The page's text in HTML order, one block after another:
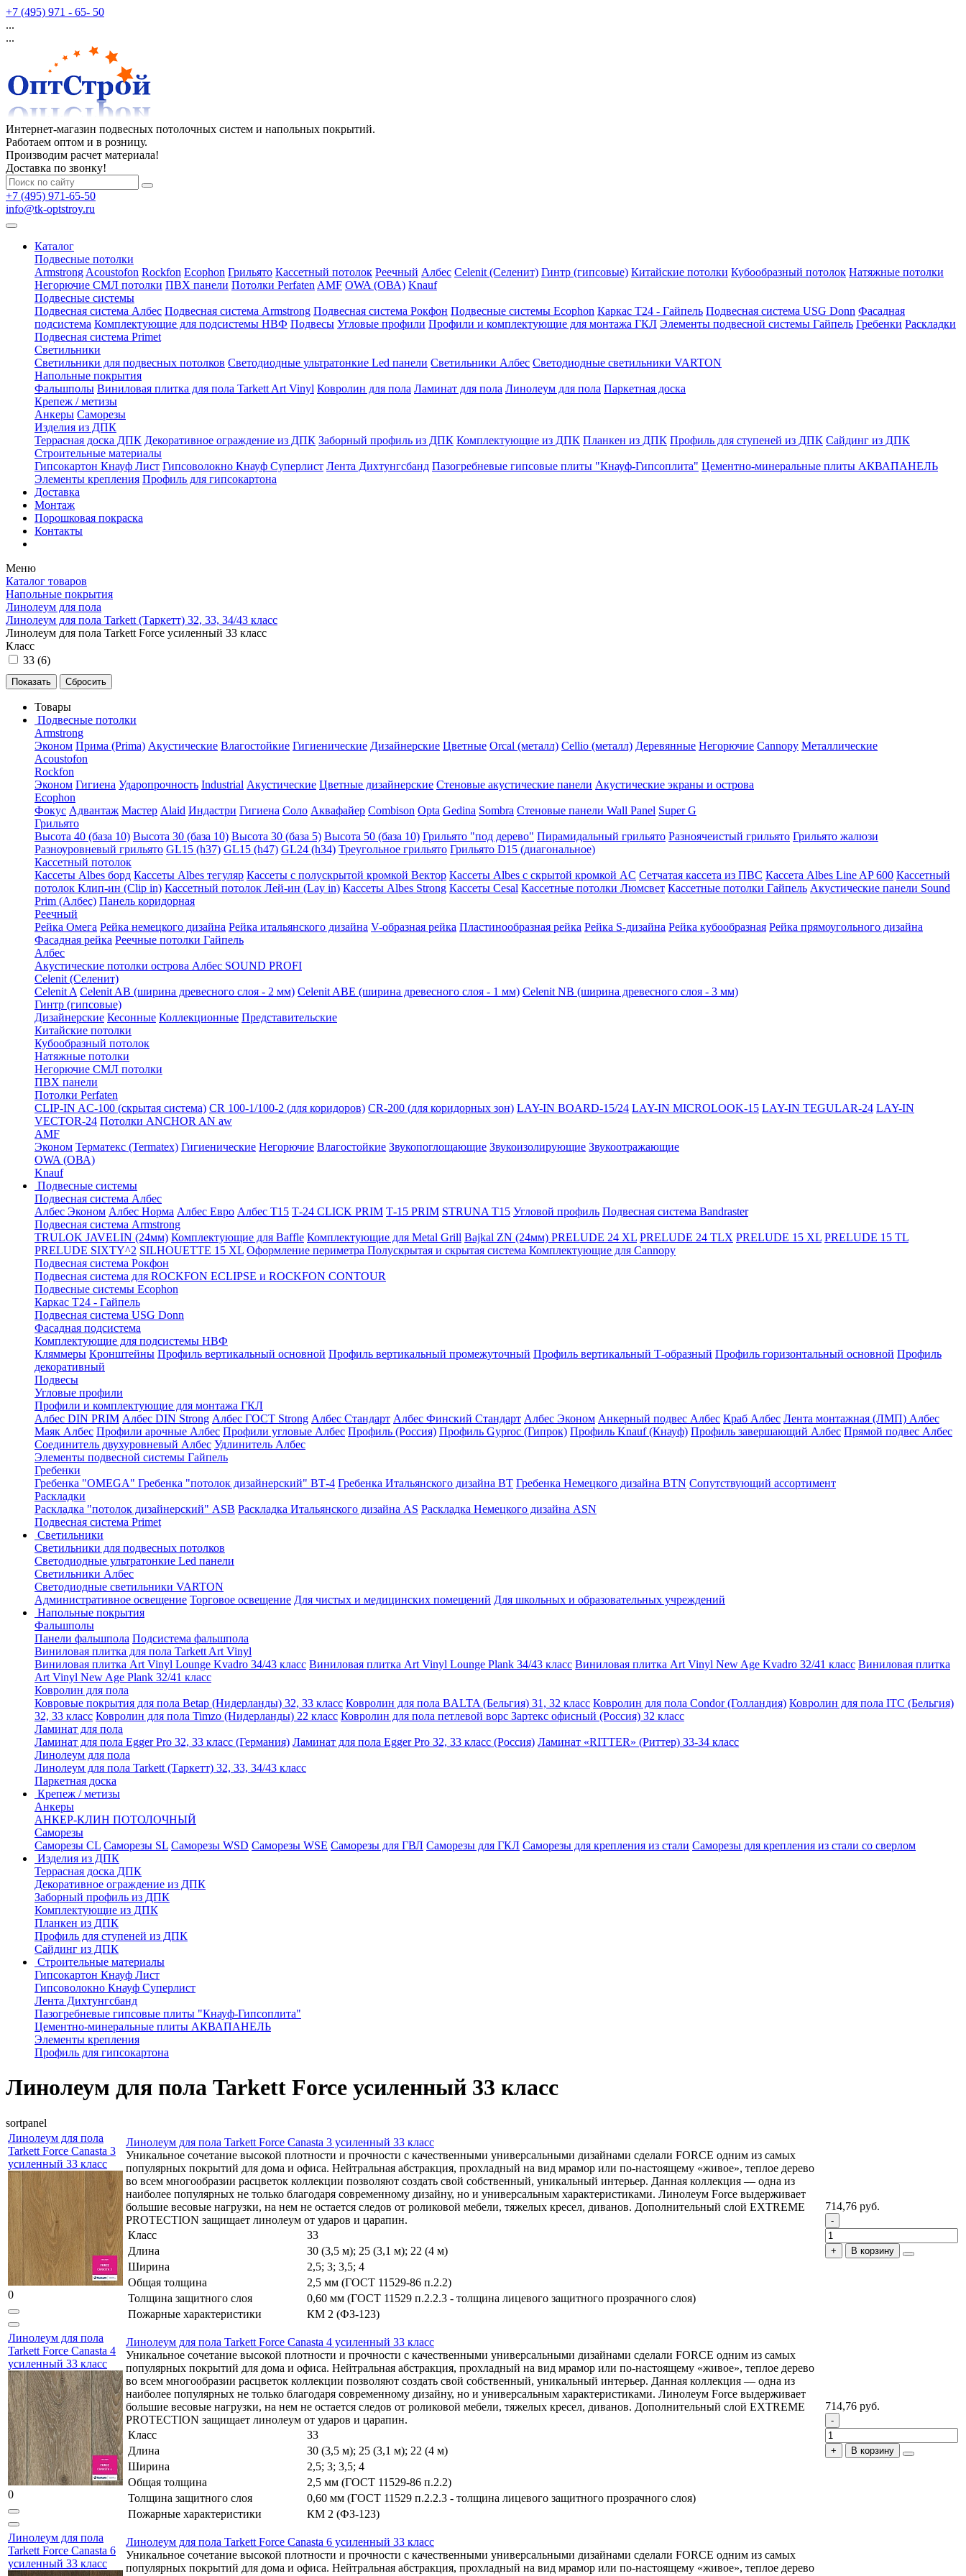
+7 (495) 971 - 65- 50
...
...
Интернет-магазин подвесных потолочных систем и напольных покрытий.
Работаем оптом и в розницу.
Производим расчет материала!
Доставка по звонку!
+7 (495) 971-65-50
info@tk-optstroy.ru
Каталог
Подвесные потолки
Armstrong Acoustofon Rockfon Ecophon Грильято Кассетный потолок Реечный Албес Celenit (Селенит) Гинтр (гипсовые) Китайские потолки Кубообразный потолок Натяжные потолки
Негорючие СМЛ потолки ПВХ панели Потолки Perfaten AMF OWA (ОВА) Knauf
Подвесные системы
Подвесная система Албес Подвесная система Armstrong Подвесная система Рокфон Подвесные системы Ecophon Каркас Т24 - Гайпель Подвесная система USG Donn Фасадная
подсистема Комплектующие для подсистемы НВФ Подвесы Угловые профили Профили и комплектующие для монтажа ГКЛ Элементы подвесной системы Гайпель Гребенки Раскладки
Подвесная система Primet
Светильники
Светильники для подвесных потолков Светодиодные ультратонкие Led панели Светильники Албес Светодиодные светильники VARTON
Напольные покрытия
Фальшполы Виниловая плитка для пола Tarkett Art Vinyl Ковролин для пола Ламинат для пола Линолеум для пола Паркетная доска
Крепеж / метизы
Анкеры Саморезы
Изделия из ДПК
Террасная доска ДПК Декоративное ограждение из ДПК Заборный профиль из ДПК Комплектующие из ДПК Планкен из ДПК Профиль для ступеней из ДПК Сайдинг из ДПК
Строительные материалы
Гипсокартон Кнауф Лист Гипсоволокно Кнауф Суперлист Лента Дихтунгсбанд Пазогребневые гипсовые плиты "Кнауф-Гипсоплита" Цементно-минеральные плиты АКВАПАНЕЛЬ
Элементы крепления Профиль для гипсокартона
Доставка
Монтаж
Порошковая покраска
Контакты
Меню
Каталог товаров
Напольные покрытия
Линолеум для пола
Линолеум для пола Tarkett (Таркетт) 32, 33, 34/43 класс
Линолеум для пола Tarkett Force усиленный 33 класс
Класс
33 (6)
Товары
Подвесные потолки
Armstrong
Эконом Прима (Prima) Акустические Влагостойкие Гигиенические Дизайнерские Цветные Orcal (металл) Cellio (металл) Деревянные Негорючие Cannopy Металлические
Acoustofon
Rockfon
Эконом Гигиена Ударопрочность Industrial Акустические Цветные дизайнерские Стеновые акустические панели Акустические экраны и острова
Ecophon
Фокус Адвантаж Мастер Alaid Индастри Гигиена Соло Аквафайер Combison Opta Gedina Sombra Стеновые панели Wall Panel Super G
Грильято
Высота 40 (база 10) Высота 30 (база 10) Высота 30 (база 5) Высота 50 (база 10) Грильято "под дерево" Пирамидальный грильято Разноячеистый грильято Грильято жалюзи
Разноуровневый грильято GL15 (h37) GL15 (h47) GL24 (h34) Треугольное грильято Грильято D15 (диагональное)
Кассетный потолок
Кассеты Albes борд Кассеты Albes тегуляр Кассеты с полускрытой кромкой Вектор Кассеты Albes с скрытой кромкой AC Сетчатая кассета из ПВС Кассета Albes Line AP 600 Кассетный
потолок Клип-ин (Clip in) Кассетный потолок Лей-ин (Lay in) Кассеты Albes Strong Кассеты Cesal Кассетные потолки Люмсвет Кассетные потолки Гайпель Акустические панели Sound
Prim (Албес) Панель коридорная
Реечный
Рейка Омега Рейка немецкого дизайна Рейка итальянского дизайна V-образная рейка Пластинообразная рейка Рейка S-дизайна Рейка кубообразная Рейка прямоугольного дизайна
Фасадная рейка Реечные потолки Гайпель
Албес
Акустические потолки острова Албес SOUND PROFI
Celenit (Селенит)
Celenit A Celenit AB (ширина древесного слоя - 2 мм) Celenit ABE (ширина древесного слоя - 1 мм) Celenit NB (ширина древесного слоя - 3 мм)
Гинтр (гипсовые)
Дизайнерские Кесонные Коллекционные Представительские
Китайские потолки
Кубообразный потолок
Натяжные потолки
Негорючие СМЛ потолки
ПВХ панели
Потолки Perfaten
CLIP-IN AC-100 (скрытая система) CR 100-1/100-2 (для коридоров) CR-200 (для коридорных зон) LAY-IN BOARD-15/24 LAY-IN MICROLOOK-15 LAY-IN TEGULAR-24 LAY-IN
VECTOR-24 Потолки ANCHOR AN aw
AMF
Эконом Терматекс (Termatex) Гигиенические Негорючие Влагостойкие Звукопоглощающие Звукоизолирующие Звукоотражающие
OWA (ОВА)
Knauf
Подвесные системы
Подвесная система Албес
Албес Эконом Албес Норма Албес Евро Албес T15 Т-24 CLICK PRIM Т-15 PRIM STRUNA Т15 Угловой профиль Подвесная система Bandraster
Подвесная система Armstrong
TRULOK JAVELIN (24мм) Комплектующие для Baffle Комплектующие для Metal Grill Bajkal ZN (24мм) PRELUDE 24 XL PRELUDE 24 TLX PRELUDE 15 XL PRELUDE 15 TL
PRELUDE SIXTY^2 SILHOUETTE 15 XL Оформление периметра Полускрытая и скрытая система Комплектующие для Cannopy
Подвесная система Рокфон
Подвесная система для ROCKFON ECLIPSE и ROCKFON CONTOUR
Подвесные системы Ecophon
Каркас Т24 - Гайпель
Подвесная система USG Donn
Фасадная подсистема
Комплектующие для подсистемы НВФ
Кляммеры Кронштейны Профиль вертикальный основной Профиль вертикальный промежуточный Профиль вертикальный Т-образный Профиль горизонтальный основной Профиль
декоративный
Подвесы
Угловые профили
Профили и комплектующие для монтажа ГКЛ
Албес DIN PRIM Албес DIN Strong Албес ГОСТ Strong Албес Стандарт Албес Финский Стандарт Албес Эконом Анкерный подвес Албес Краб Албес Лента монтажная (ЛМП) Албес
Маяк Албес Профили арочные Албес Профили угловые Албес Профиль (Россия) Профиль Gyproc (Гипрок) Профиль Knauf (Кнауф) Профиль завершающий Албес Прямой подвес Албес
Соединитель двухуровневый Албес Удлинитель Албес
Элементы подвесной системы Гайпель
Гребенки
Гребенка "OMEGA" Гребенка "потолок дизайнерский" ВТ-4 Гребенка Итальянского дизайна BT Гребенка Немецкого дизайна ВТN Сопутствующий ассортимент
Раскладки
Раскладка "потолок дизайнерский" ASB Раскладка Итальянского дизайна AS Раскладка Немецкого дизайна АSN
Подвесная система Primet
Светильники
Светильники для подвесных потолков
Светодиодные ультратонкие Led панели
Светильники Албес
Светодиодные светильники VARTON
Административное освещение Торговое освещение Для чистых и медицинских помещений Для школьных и образовательных учреждений
Напольные покрытия
Фальшполы
Панели фальшпола Подсистема фальшпола
Виниловая плитка для пола Tarkett Art Vinyl
Виниловая плитка Art Vinyl Lounge Kvadro 34/43 класс Виниловая плитка Art Vinyl Lounge Plank 34/43 класс Виниловая плитка Art Vinyl New Age Kvadro 32/41 класс Виниловая плитка
Art Vinyl New Age Plank 32/41 класс
Ковролин для пола
Ковровые покрытия для пола Betap (Нидерланды) 32, 33 класс Ковролин для пола BALTA (Бельгия) 31, 32 класс Ковролин для пола Condor (Голландия) Ковролин для пола ITC (Бельгия)
32, 33 класс Ковролин для пола Timzo (Нидерланды) 22 класс Ковролин для пола петлевой ворс Зартекс офисный (Россия) 32 класс
Ламинат для пола
Ламинат для пола Egger Pro 32, 33 класс (Германия) Ламинат для пола Egger Pro 32, 33 класс (Россия) Ламинат «RITTER» (Риттер) 33-34 класс
Линолеум для пола
Линолеум для пола Tarkett (Таркетт) 32, 33, 34/43 класс
Паркетная доска
Крепеж / метизы
Анкеры
АНКЕР-КЛИН ПОТОЛОЧНЫЙ
Саморезы
Саморезы CL Саморезы SL Саморезы WSD Саморезы WSE Саморезы для ГВЛ Саморезы для ГКЛ Саморезы для крепления из стали Саморезы для крепления из стали со сверлом
Изделия из ДПК
Террасная доска ДПК
Декоративное ограждение из ДПК
Заборный профиль из ДПК
Комплектующие из ДПК
Планкен из ДПК
Профиль для ступеней из ДПК
Сайдинг из ДПК
Строительные материалы
Гипсокартон Кнауф Лист
Гипсоволокно Кнауф Суперлист
Лента Дихтунгсбанд
Пазогребневые гипсовые плиты "Кнауф-Гипсоплита"
Цементно-минеральные плиты АКВАПАНЕЛЬ
Элементы крепления
Профиль для гипсокартона
Линолеум для пола Tarkett Force усиленный 33 класс
sortpanel
Линолеум для пола
Tarkett Force Canasta 3
усиленный 33 класс
0
Линолеум для пола Tarkett Force Canasta 3 усиленный 33 класс
Уникальное сочетание высокой плотности и прочности с качественными универсальными дизайнами сделали FORCE одним из самых
популярных покрытий для дома и офиса. Нейтральная абстракция, прохладный на вид мрамор или по-настоящему «живое», теплое дерево
во всем многообразии расцветок коллекции позволяют создать свой собственный, уникальный интерьер. Данная коллекция — одна из
наиболее популярных не только благодаря современному дизайну, но и универсальным характеристиками. Линолеум Force выдерживает
большие весовые нагрузки, на нем не остается следов от роликовой мебели, тяжелых кресел, диванов. Дополнительный слой EXTREME
PROTECTION защищает линолеум от ударов и царапин.
Класс
33
Длина
30 (3,5 м); 25 (3,1 м); 22 (4 м)
Ширина
2,5; 3; 3,5; 4
Общая толщина
2,5 мм (ГОСТ 11529-86 п.2.2)
Толщина защитного слоя
0,60 мм (ГОСТ 11529 п.2.2.3 - толщина лицевого защитного прозрачного слоя)
Пожарные характеристики
КМ 2 (ФЗ-123)
714,76 руб.
В корзину
Линолеум для пола
Tarkett Force Canasta 4
усиленный 33 класс
0
Линолеум для пола Tarkett Force Canasta 4 усиленный 33 класс
Уникальное сочетание высокой плотности и прочности с качественными универсальными дизайнами сделали FORCE одним из самых
популярных покрытий для дома и офиса. Нейтральная абстракция, прохладный на вид мрамор или по-настоящему «живое», теплое дерево
во всем многообразии расцветок коллекции позволяют создать свой собственный, уникальный интерьер. Данная коллекция — одна из
наиболее популярных не только благодаря современному дизайну, но и универсальным характеристиками. Линолеум Force выдерживает
большие весовые нагрузки, на нем не остается следов от роликовой мебели, тяжелых кресел, диванов. Дополнительный слой EXTREME
PROTECTION защищает линолеум от ударов и царапин.
Класс
33
Длина
30 (3,5 м); 25 (3,1 м); 22 (4 м)
Ширина
2,5; 3; 3,5; 4
Общая толщина
2,5 мм (ГОСТ 11529-86 п.2.2)
Толщина защитного слоя
0,60 мм (ГОСТ 11529 п.2.2.3 - толщина лицевого защитного прозрачного слоя)
Пожарные характеристики
КМ 2 (ФЗ-123)
714,76 руб.
В корзину
Линолеум для пола
Tarkett Force Canasta 6
усиленный 33 класс
Линолеум для пола Tarkett Force Canasta 6 усиленный 33 класс
Уникальное сочетание высокой плотности и прочности с качественными универсальными дизайнами сделали FORCE одним из самых
популярных покрытий для дома и офиса. Нейтральная абстракция, прохладный на вид мрамор или по-настоящему «живое», теплое дерево